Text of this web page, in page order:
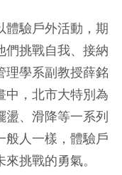
體驗戶外活動，期
們挑戰自我、接納
理學系副教授薛銘
中，北市大特別為
盪、滑降等一系列
般人一樣，體驗戶
挑戰的勇氣。